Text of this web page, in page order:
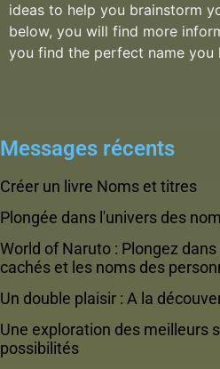
ideas to help you brainstorm
below, you will find more
you find the perfect name you
Messages récents
Créer un livre Noms et titres
Plongée dans l'univers des
World of Naruto : Plongez
cachés et les noms des
Un double plaisir : A la
Une exploration des meilleurs
possibilités